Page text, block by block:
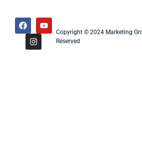
Copyright © 2024 Marketing
Reserved